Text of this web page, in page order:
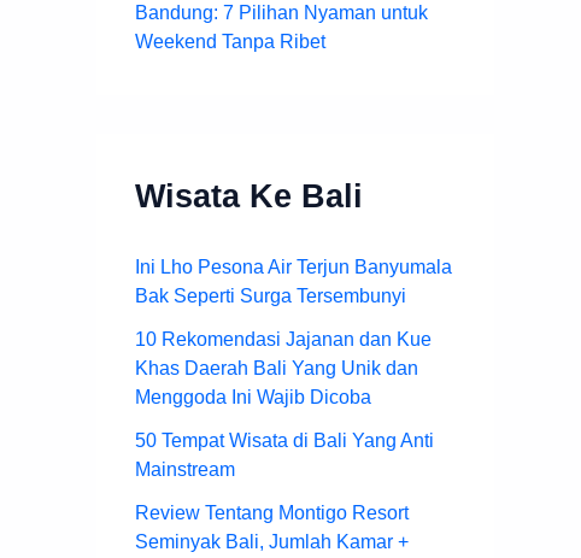
Bandung: 7 Pilihan Nyaman untuk
Weekend Tanpa Ribet
Wisata Ke Bali
Ini Lho Pesona Air Terjun Banyumala
Bak Seperti Surga Tersembunyi
10 Rekomendasi Jajanan dan Kue
Khas Daerah Bali Yang Unik dan
Menggoda Ini Wajib Dicoba
50 Tempat Wisata di Bali Yang Anti
Mainstream
Review Tentang Montigo Resort
Seminyak Bali, Jumlah Kamar +